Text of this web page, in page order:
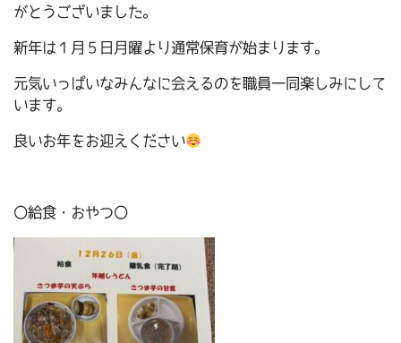
がとうございました。
新年は１月５日月曜より通常保育が始まります。
元気いっぱいなみんなに会えるのを職員一同楽しみにして
います。
良いお年をお迎えください
〇給食・おやつ〇